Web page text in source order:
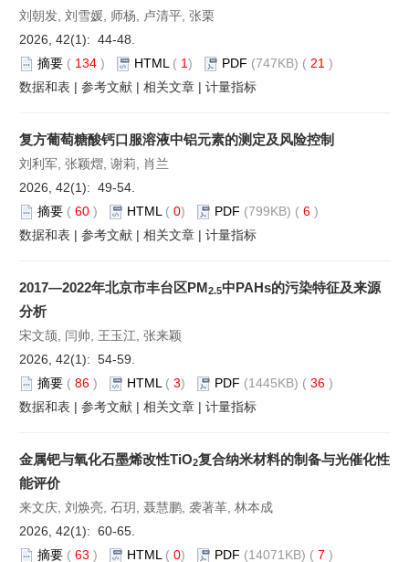
刘朝发, 刘雪媛, 师杨, 卢清平, 张栗
2026, 42(1): 44-48.
摘要 ( 134 ) HTML ( 1) PDF (747KB) ( 21 )
数据和表 | 参考文献 | 相关文章 | 计量指标
复方葡萄糖酸钙口服溶液中铝元素的测定及风险控制
刘利军, 张颖熠, 谢莉, 肖兰
2026, 42(1): 49-54.
摘要 ( 60 ) HTML ( 0) PDF (799KB) ( 6 )
数据和表 | 参考文献 | 相关文章 | 计量指标
2017—2022年北京市丰台区PM2.5中PAHs的污染特征及来源
分析
宋文颉, 闫帅, 王玉江, 张来颖
2026, 42(1): 54-59.
摘要 ( 86 ) HTML ( 3) PDF (1445KB) ( 36 )
数据和表 | 参考文献 | 相关文章 | 计量指标
金属钯与氧化石墨烯改性TiO2复合纳米材料的制备与光催化性
能评价
来文庆, 刘焕亮, 石玥, 聂慧鹏, 袭著革, 林本成
2026, 42(1): 60-65.
摘要 ( 63 ) HTML ( 0) PDF (14071KB) ( 7 )